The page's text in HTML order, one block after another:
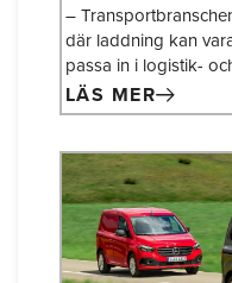
–
där laddning kan
passa in i logistik-
LÄS MER